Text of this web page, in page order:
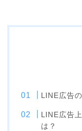
LINE広告
LINE広告
は？